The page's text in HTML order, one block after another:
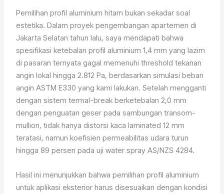
Pemilihan profil aluminium hitam bukan sekadar soal
estetika. Dalam proyek pengembangan apartemen di
Jakarta Selatan tahun lalu, saya mendapati bahwa
spesifikasi ketebalan profil aluminium 1,4 mm yang lazim
di pasaran ternyata gagal memenuhi threshold tekanan
angin lokal hingga 2.812 Pa, berdasarkan simulasi beban
angin ASTM E330 yang kami lakukan. Setelah mengganti
dengan sistem termal-break berketebalan 2,0 mm
dengan penguatan geser pada sambungan transom-
mullion, tidak hanya distorsi kaca laminated 12 mm
teratasi, namun koefisien permeabilitas udara turun
hingga 89 persen pada uji water spray AS/NZS 4284.
Hasil ini menunjukkan bahwa pemilihan profil aluminium
untuk aplikasi eksterior harus disesuaikan dengan kondisi